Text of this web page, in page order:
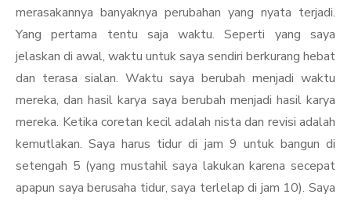
merasakannya banyaknya perubahan yang nyata terjadi.
Yang pertama tentu saja waktu. Seperti yang saya
jelaskan di awal, waktu untuk saya sendiri berkurang hebat
dan terasa sialan. Waktu saya berubah menjadi waktu
mereka, dan hasil karya saya berubah menjadi hasil karya
mereka. Ketika coretan kecil adalah nista dan revisi adalah
kemutlakan. Saya harus tidur di jam 9 untuk bangun di
setengah 5 (yang mustahil saya lakukan karena secepat
apapun saya berusaha tidur, saya terlelap di jam 10). Saya